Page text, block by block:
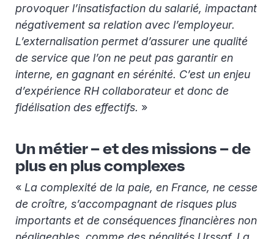
provoquer l’insatisfaction du salarié, impactant
négativement sa relation avec l’employeur.
L’externalisation permet d’assurer une qualité
de service que l’on ne peut pas garantir en
interne, en gagnant en sérénité. C’est un enjeu
d’expérience RH collaborateur et donc de
fidélisation des effectifs. »
Un métier – et des missions – de
plus en plus complexes
« La complexité de la paie, en France, ne cesse
de croître, s’accompagnant de risques plus
importants et de conséquences financières non